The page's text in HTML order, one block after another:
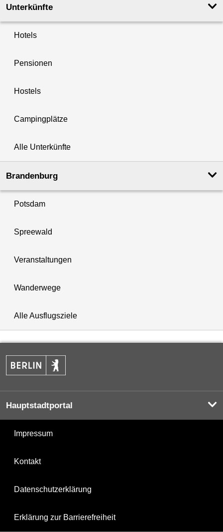
Unterkünfte
Hotels
Pensionen
Hostels
Campingplätze
Alle Unterkünfte
Brandenburg
Potsdam
Spreewald
Veranstaltungen
Wanderwege
Alle Ausflugsziele
Hauptstadtportal
Impressum
Kontakt
Datenschutzerklärung
Erklärung zur Barrierefreiheit